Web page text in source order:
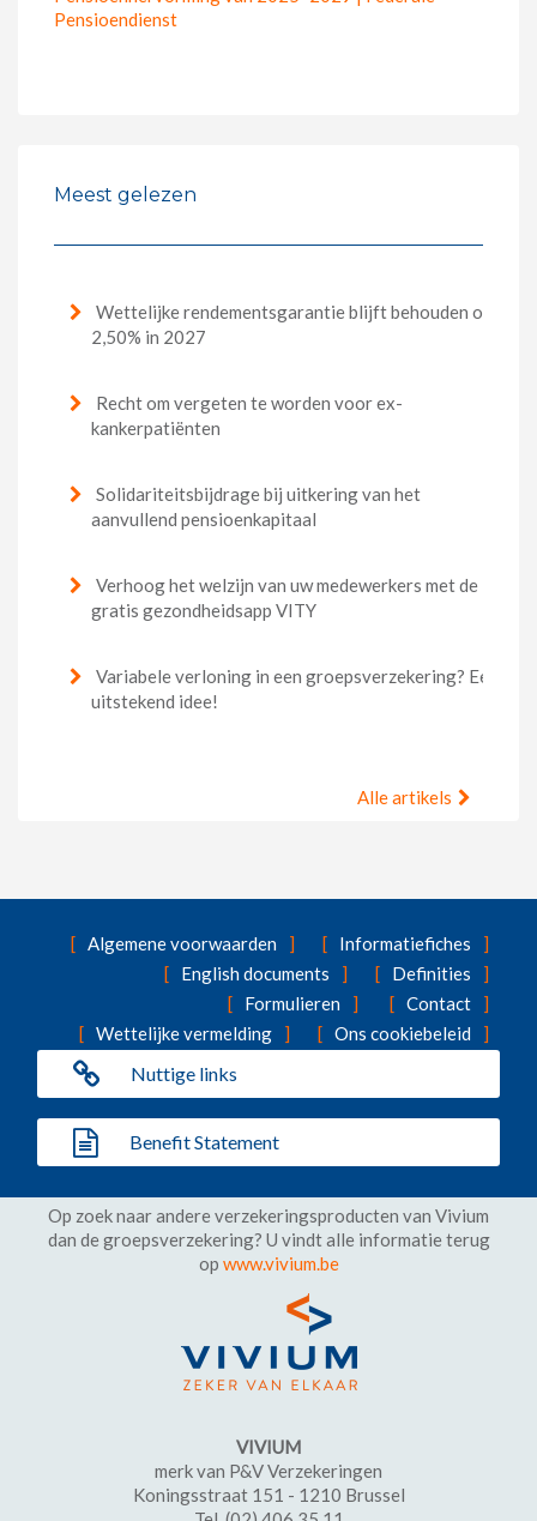
Pensioendienst
Meest gelezen
Wettelijke rendementsgarantie blijft behouden op
2,50% in 2027
Recht om vergeten te worden voor ex-
kankerpatiënten
Solidariteitsbijdrage bij uitkering van het
aanvullend pensioenkapitaal
Verhoog het welzijn van uw medewerkers met de
gratis gezondheidsapp VITY
Variabele verloning in een groepsverzekering? Een
uitstekend idee!
Alle artikels
Algemene voorwaarden
Informatiefiches
English documents
Definities
Formulieren
Contact
Wettelijke vermelding
Ons cookiebeleid
Nuttige links
Benefit Statement
Op zoek naar andere verzekeringsproducten van Vivium
dan de groepsverzekering? U vindt alle informatie terug
op www.vivium.be
VIVIUM
merk van P&V Verzekeringen
Koningsstraat 151 - 1210 Brussel